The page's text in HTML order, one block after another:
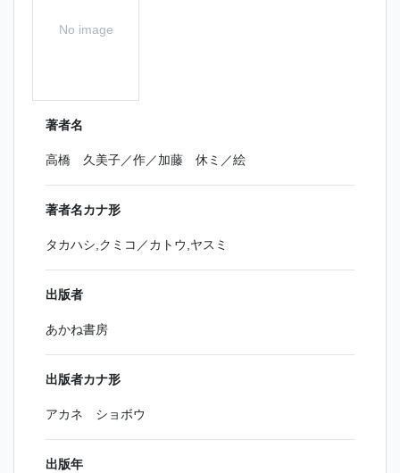
No image
著者名
高橋 久美子／作／加藤 休ミ／絵
著者名カナ形
タカハシ,クミコ／カトウ,ヤスミ
出版者
あかね書房
出版者カナ形
アカネ ショボウ
出版年